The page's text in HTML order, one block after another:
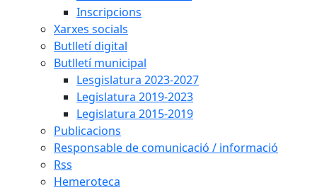
Inscripcions
Xarxes socials
Butlletí digital
Butlletí municipal
Lesgislatura 2023-2027
Legislatura 2019-2023
Legislatura 2015-2019
Publicacions
Responsable de comunicació / informació
Rss
Hemeroteca